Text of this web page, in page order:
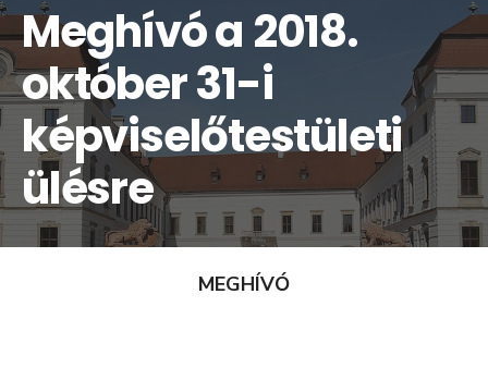
Meghívó a 2018.
október 31-i
képviselőtestületi
ülésre
MEGHÍVÓ